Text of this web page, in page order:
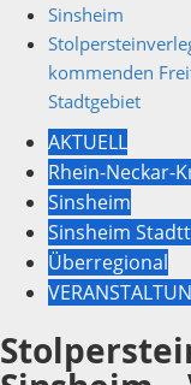
Sinsheim
kommenden
Stadtgebiet
AKTUELL
Rhein-Neckar-
Sinsheim
Sinsheim
Überregional